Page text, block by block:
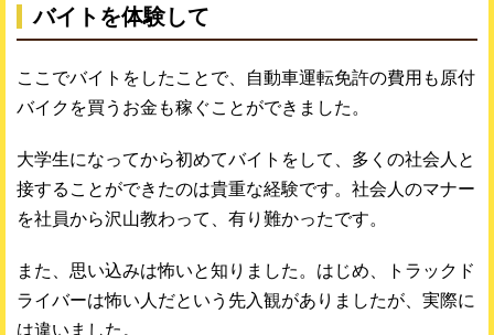
バイトを体験して
ここでバイトをしたことで、自動車運転免許の費用も原付
バイクを買うお金も稼ぐことができました。
大学生になってから初めてバイトをして、多くの社会人と
接することができたのは貴重な経験です。社会人のマナー
を社員から沢山教わって、有り難かったです。
また、思い込みは怖いと知りました。はじめ、トラックド
ライバーは怖い人だという先入観がありましたが、実際に
は違いました。